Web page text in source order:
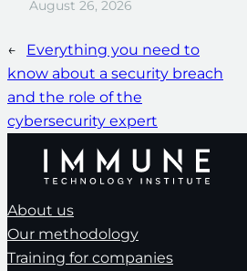
August 26, 2026
←
Everything you need to
know about a security breach
and the role of the
cybersecurity expert
About us
Our methodology
Training for companies